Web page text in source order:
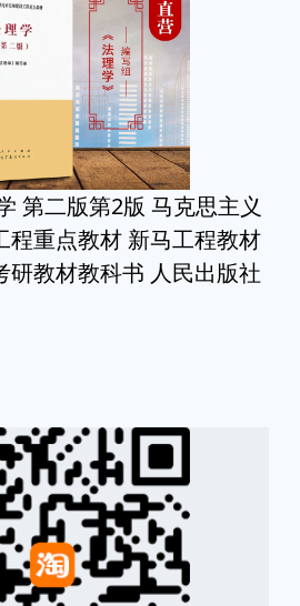
第二版第2版 马克思主义
程重点教材 新马工程教材
研教材教科书 人民出版社